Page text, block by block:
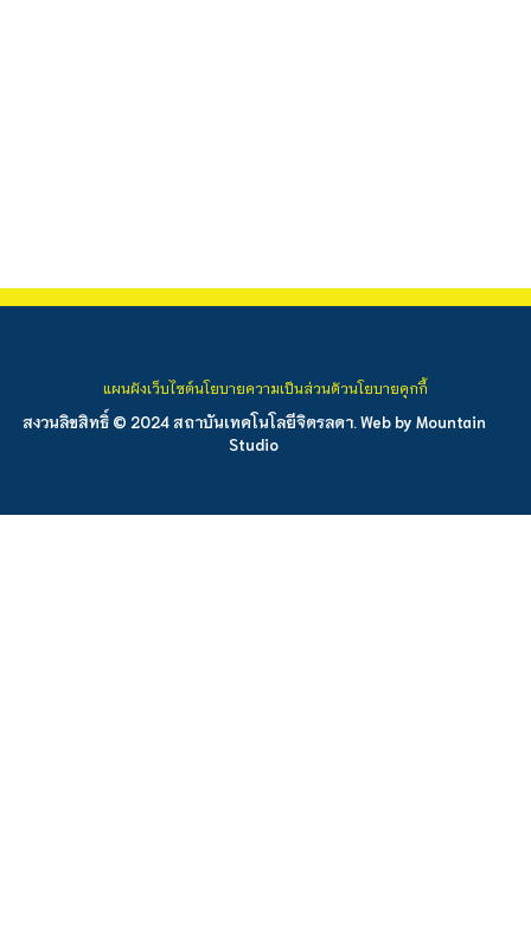
สงวนลิขสิทธิ์ © 2024 สถาบันเทคโนโลยีจิตรลดา. Web by Mountain
Studio
แผนผังเว็บไซต์นโยบายความเป็นส่วนตัวนโยบายคุกกี้